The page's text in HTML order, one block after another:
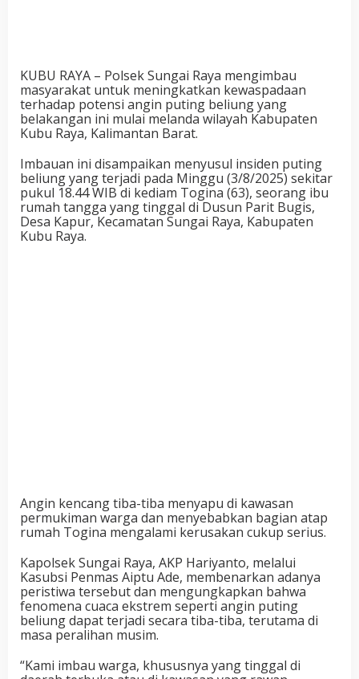
KUBU RAYA – Polsek Sungai Raya mengimbau
masyarakat untuk meningkatkan kewaspadaan
terhadap potensi angin puting beliung yang
belakangan ini mulai melanda wilayah Kabupaten
Kubu Raya, Kalimantan Barat.
Imbauan ini disampaikan menyusul insiden puting
beliung yang terjadi pada Minggu (3/8/2025) sekitar
pukul 18.44 WIB di kediam Togina (63), seorang ibu
rumah tangga yang tinggal di Dusun Parit Bugis,
Desa Kapur, Kecamatan Sungai Raya, Kabupaten
Kubu Raya.
Angin kencang tiba-tiba menyapu di kawasan
permukiman warga dan menyebabkan bagian atap
rumah Togina mengalami kerusakan cukup serius.
Kapolsek Sungai Raya, AKP Hariyanto, melalui
Kasubsi Penmas Aiptu Ade, membenarkan adanya
peristiwa tersebut dan mengungkapkan bahwa
fenomena cuaca ekstrem seperti angin puting
beliung dapat terjadi secara tiba-tiba, terutama di
masa peralihan musim.
“Kami imbau warga, khususnya yang tinggal di